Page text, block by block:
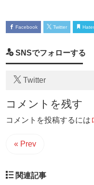
Facebook Twitter
SNSでフォローする
Twitter
コメントを残す
コメントを投稿するには
« Prev
関連記事